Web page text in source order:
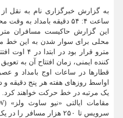
به گزارش خبرگزاری نام به نقل
ساعت ۴: ۵۴ دقیقه بامداد به وقت محلی شروع به کار کرده است.
این گزارش حاکیست مسافران
محلی برای سوار شدن به این خط
مترو قرار بود
کننده ایمنی، زمان افتتاح آن به تعویق
قطارها در ساعات اوج بامداد و
یک مرتبه در خط حرکت خواهند کرد.
سرویس تا ۲۵۰ هزار